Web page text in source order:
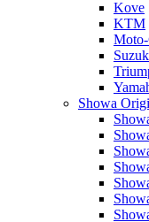
Kove
KTM
Showa